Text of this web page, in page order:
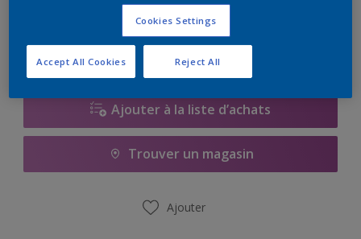
Calculer
Ajouter à la liste d’achats
Trouver un magasin
Ajouter
Cookies Settings
Reject All
Accept All Cookies